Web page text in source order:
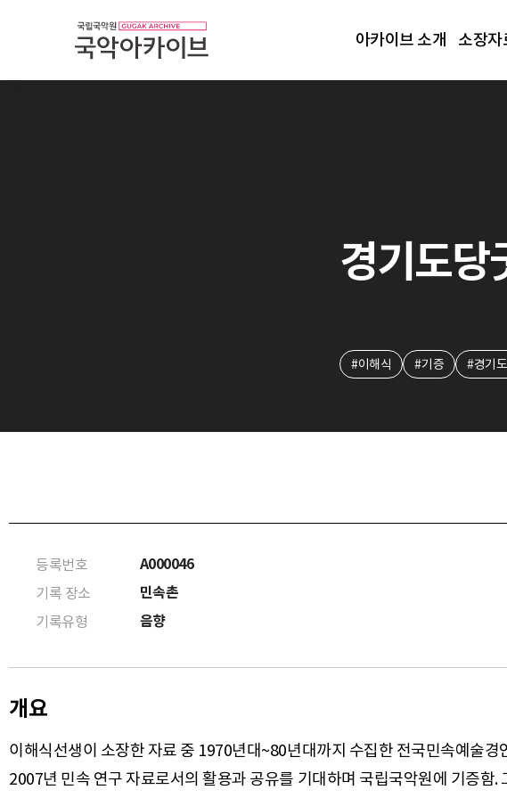
아카이브 소개 소장자
경기도
#이해식 #기증 #경기
등록번호 A000046
기록 장소
민속촌
기록유형 음향
개요
이해식선생이 소장한 자료 중 1970년대~80년대까지 수집한 전국민속예술
2007년 민속 연구 자료로서의 활용과 공유를 기대하며 국립국악원에 기증